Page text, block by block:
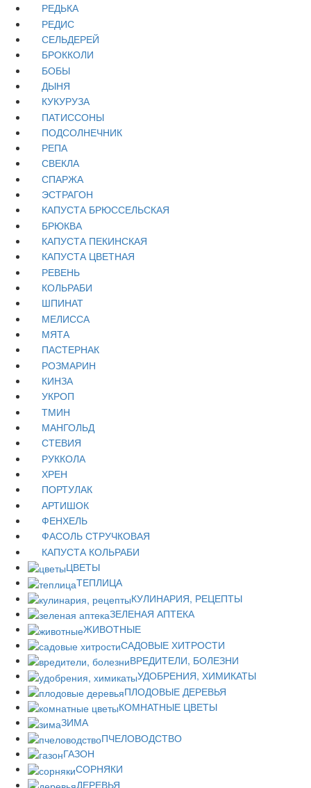
РЕДЬКА
РЕДИС
СЕЛЬДЕРЕЙ
БРОККОЛИ
БОБЫ
ДЫНЯ
КУКУРУЗА
ПАТИССОНЫ
ПОДСОЛНЕЧНИК
РЕПА
СВЕКЛА
СПАРЖА
ЭСТРАГОН
КАПУСТА БРЮССЕЛЬСКАЯ
БРЮКВА
КАПУСТА ПЕКИНСКАЯ
КАПУСТА ЦВЕТНАЯ
РЕВЕНЬ
КОЛЬРАБИ
ШПИНАТ
МЕЛИССА
МЯТА
ПАСТЕРНАК
РОЗМАРИН
КИНЗА
УКРОП
ТМИН
МАНГОЛЬД
СТЕВИЯ
РУККОЛА
ХРЕН
ПОРТУЛАК
АРТИШОК
ФЕНХЕЛЬ
ФАСОЛЬ СТРУЧКОВАЯ
КАПУСТА КОЛЬРАБИ
ЦВЕТЫ
ТЕПЛИЦА
КУЛИНАРИЯ, РЕЦЕПТЫ
ЗЕЛЕНАЯ АПТЕКА
ЖИВОТНЫЕ
САДОВЫЕ ХИТРОСТИ
ВРЕДИТЕЛИ, БОЛЕЗНИ
УДОБРЕНИЯ, ХИМИКАТЫ
ПЛОДОВЫЕ ДЕРЕВЬЯ
КОМНАТНЫЕ ЦВЕТЫ
ЗИМА
ПЧЕЛОВОДСТВО
ГАЗОН
СОРНЯКИ
ДЕРЕВЬЯ